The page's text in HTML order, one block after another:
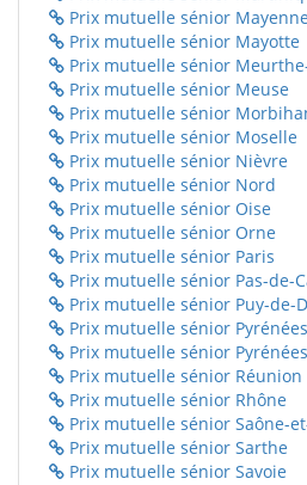
Prix mutuelle sénior Mayenne
Prix mutuelle sénior Mayotte
Prix mutuelle sénior
Prix mutuelle sénior Meuse
Prix mutuelle sénior
Prix mutuelle sénior Moselle
Prix mutuelle sénior Nièvre
Prix mutuelle sénior Nord
Prix mutuelle sénior Oise
Prix mutuelle sénior Orne
Prix mutuelle sénior Paris
Prix mutuelle sénior Pas-de-
Prix mutuelle sénior Puy-de-
Prix mutuelle sénior
Prix mutuelle sénior
Prix mutuelle sénior Réunion
Prix mutuelle sénior Rhône
Prix mutuelle sénior Saône-
Prix mutuelle sénior Sarthe
Prix mutuelle sénior Savoie